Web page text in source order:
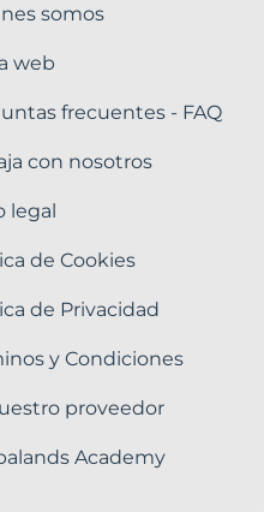
somos
web
frecuentes - FAQ
con nosotros
legal
de Cookies
de Privacidad
y Condiciones
proveedor
Academy